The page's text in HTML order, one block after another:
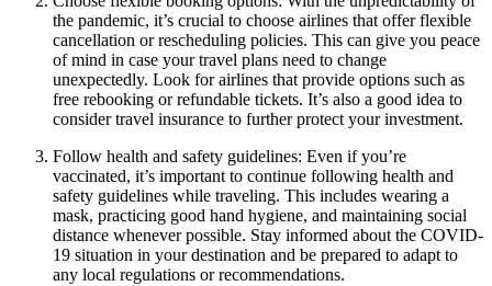
the pandemic, it’s crucial to choose airlines that offer flexible
cancellation or rescheduling policies. This can give you peace
of mind in case your travel plans need to change
unexpectedly. Look for airlines that provide options such as
free rebooking or refundable tickets. It’s also a good idea to
consider travel insurance to further protect your investment.
Follow health and safety guidelines: Even if you’re
vaccinated, it’s important to continue following health and
safety guidelines while traveling. This includes wearing a
mask, practicing good hand hygiene, and maintaining social
distance whenever possible. Stay informed about the COVID-
19 situation in your destination and be prepared to adapt to
any local regulations or recommendations.